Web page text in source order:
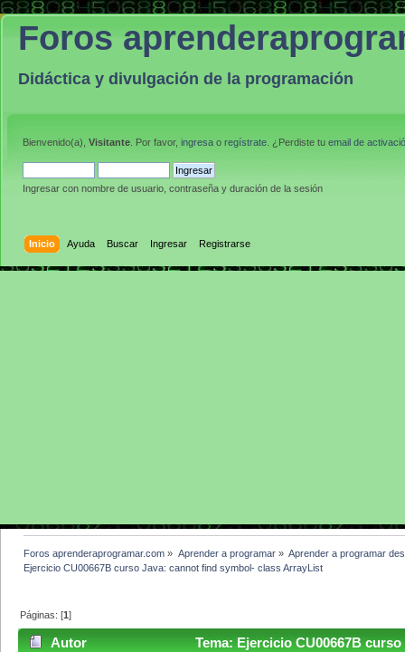
Foros
Didáctica y divulgación de la programación
Bienvenido(a), Visitante . Por favor, ingresa o regístrate . ¿Perdiste tu email de
Ingresar con nombre de usuario, contraseña y duración de la sesión
Inicio Ayuda Buscar Ingresar Registrarse
Foros aprenderaprogramar.com » Aprender a programar» Aprender a programar
Ejercicio CU00667B curso Java: cannot find symbol- class ArrayList
Páginas: [1]
Autor
Tema: Ejercicio CU00667B